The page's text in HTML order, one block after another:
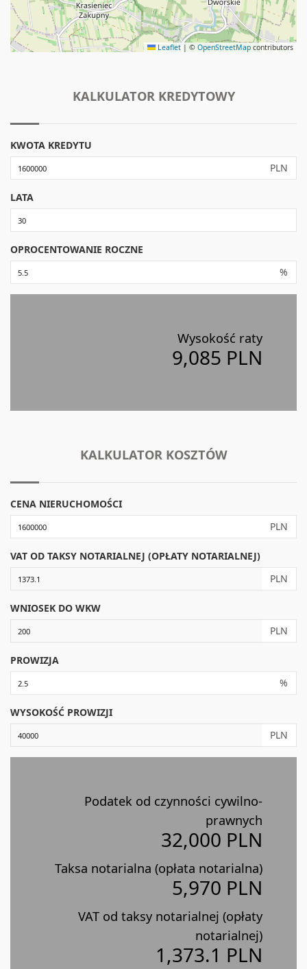
Leaflet | © OpenStreetMap contributors
KALKULATOR KREDYTOWY
KWOTA KREDYTU
PLN
LATA
OPROCENTOWANIE ROCZNE
%
Wysokość raty
9,085 PLN
KALKULATOR KOSZTÓW
CENA NIERUCHOMOŚCI
PLN
VAT OD TAKSY NOTARIALNEJ (OPŁATY NOTARIALNEJ)
PLN
WNIOSEK DO WKW
PLN
PROWIZJA
%
WYSOKOŚĆ PROWIZJI
PLN
Podatek od czynności cywilno-
prawnych
32,000 PLN
Taksa notarialna (opłata notarialna)
5,970 PLN
VAT od taksy notarialnej (opłaty
notarialnej)
1,373.1 PLN